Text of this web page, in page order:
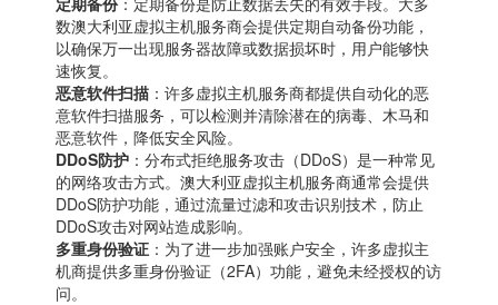
数澳大利亚虚拟主机服务商会提供定期自动备份功能，
以确保万一出现服务器故障或数据损坏时，用户能够快
速恢复。
恶意软件扫描 ：许多虚拟主机服务商都提供自动化的恶
意软件扫描服务，可以检测并清除潜在的病毒、木马和
恶意软件，降低安全风险。
DDoS防护 ：分布式拒绝服务攻击（DDoS）是一种常见
的网络攻击方式。澳大利亚虚拟主机服务商通常会提供
DDoS防护功能，通过流量过滤和攻击识别技术，防止
DDoS攻击对网站造成影响。
多重身份验证 ：为了进一步加强账户安全，许多虚拟主
机商提供多重身份验证（2FA）功能，避免未经授权的访
问。